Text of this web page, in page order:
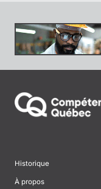
Historique
À propos